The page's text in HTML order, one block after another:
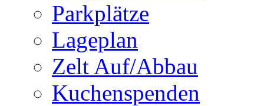
Parkplätze
Lageplan
Zelt Auf/Abbau
Kuchenspenden